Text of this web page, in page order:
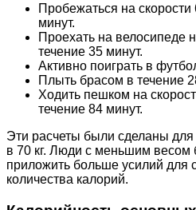
Пробежаться на скорости
минут.
Проехать на велосипеде
течение 35 минут.
Активно поиграть в
Плыть брасом в течение
Ходить пешком на
течение 84 минут.
Эти расчеты были сделаны
в 70 кг. Люди с меньшим весом
приложить больше усилий для
количества калорий.